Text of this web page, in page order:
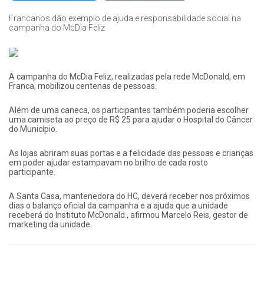
Francanos dão exemplo de ajuda e responsabilidade social na
campanha do McDia Feliz
​A campanha do McDia Feliz, realizadas pela rede McDonald, em
Franca, mobilizou centenas de pessoas.
Além de uma caneca, os participantes também poderia escolher
uma camiseta ao preço de R$ 25 para ajudar o Hospital do Câncer
do Município.
As lojas abriram suas portas e a felicidade das pessoas e crianças
em poder ajudar estampavam no brilho de cada rosto
participante.
A Santa Casa, mantenedora do HC, deverá receber nos próximos
dias o balanço oficial da campanha e a ajuda que a unidade
receberá do Instituto McDonald., afirmou Marcelo Reis, gestor de
marketing da unidade.